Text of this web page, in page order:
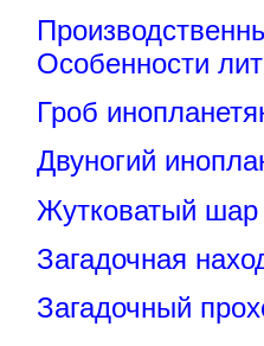
Особенности
Гроб
Двуногий
Жутковатый шар
Загадочная
Загадочный